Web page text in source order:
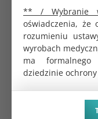
** / Wybranie
oświadczenia, że
rozumieniu
wyrobach
ma formalnego
dziedzinie
24.27
takich jak w
urologicznej.
wspomagający
Produkt jest
warunkach